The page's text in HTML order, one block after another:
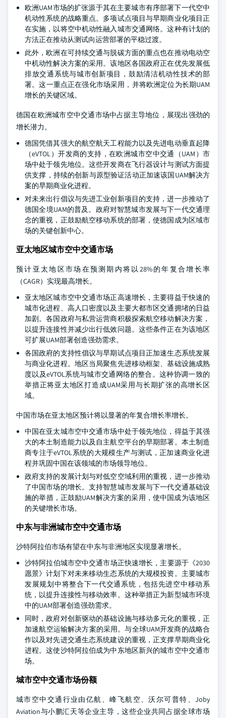
欧洲UAM市场的扩张源于其在主要城市有序部署下一代空中
机动性系统的战略重点。多项试点项目与早期商业化项目正
在实施，以将空中机动性融入城市交通网络。这种有计划的
方法正在推动从测试向运营部署的平稳过渡。
此外，欧洲在可持续交通与脱碳方面的重点也在推动电动空
中机动性解决方案的采用。该地区各国政府正在优先发展低
排放交通系统与城市创新项目，鼓励清洁机动性技术的部
署。这一重点正在强化市场采用，并将欧洲定位为长期UAM
增长的关键区域。
德国在欧洲城市空中交通市场中占据主导地位，展现出强劲的
增长潜力。
德国凭借其强大的航空航天工程能力以及先进电动垂直起降
（eVTOL）开发商的支持，在欧洲城市空中交通（UAM）市
场中处于领先地位。这些开发商在飞行器设计与测试方面提
供支撑，持续的创新与原型验证活动正加速该国UAM解决方
案的早期商业化进程。
对未来出行倡议与先进工业创新项目的支持，进一步推动了
德国全境UAM的普及。政府对智慧城市发展与下一代交通理
念的重视，正鼓励航空移动系统的部署，使德国成为区域市
场的关键创新中心。
亚太地区城市空中交通市场
预计亚太地区市场在预测期内将以28%的年复合增长率
（CAGR）实现最高增长。
亚太地区城市空中交通市场正高速增长，主要得益于快速的
城市化进程、高人口密度以及主要大都市区交通拥堵的日益
加剧。各国政府与私营运营商积极探索航空移动解决方案，
以提升连接性并减少出行低效问题。这些条件正在为该地区
可扩展UAM部署创造强劲需求。
各国政府的支持性倡议与早期试点项目正加速生态系统发展
与商业化进程。地区当局聚焦先进移动框架、基础设施成熟
度以及eVTOL系统与城市交通网络的整合。这种协调一致的
举措正将亚太地区打造成UAM采用与长期扩张的高增长区
域。
中国市场在亚太地区预计将以显著的年复合增长率增长。
中国在亚太城市空中交通市场中处于领先地位，得益于其强
大的本土制造能力以及自主航空平台的早期部署。本土制造
商专注于eVTOL系统的大规模生产与测试，正加速商业化进
程并巩固中国在该领域的市场领导地位。
政府支持的发展计划与对低空空域利用的重视，进一步推动
了中国市场的增长。支持智慧城市发展与下一代交通基础设
施的举措，正鼓励UAM解决方案的采用，使中国成为该地区
的关键增长市场。
中东与非洲城市空中交通市场
沙特阿拉伯市场有望在中东与非洲地区实现显著增长。
沙特阿拉伯城市空中交通市场正快速增长，主要源于《2030
愿景》计划下对未来移动生态系统的大规模投资。主要城市
发展规划中将整合下一代交通系统，包括先进空中移动系
统，以提升连接性与移动效率。这种举措正为新型城市环境
中的UAM部署创造强劲需求。
同时，政府对创新驱动的基础设施与移动多元化的重视，正
加速航空运输解决方案的采用。与全球UAM开发商的战略合
作以及对先进交通生态系统建设的重视，正支撑早期商业化
进程。这使沙特阿拉伯成为中东地区新兴的城市空中交通市
场。
城市空中交通市场份额
城市空中交通行业由亿航、峰飞航空、沃尔可普特、Joby
Aviation与小鹏汇天等企业主导，这些企业共同占据全球市场